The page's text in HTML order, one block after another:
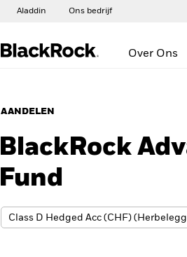
Aladdin Ons bedrijf
Over Ons
AANDELEN
BlackRock
Fund